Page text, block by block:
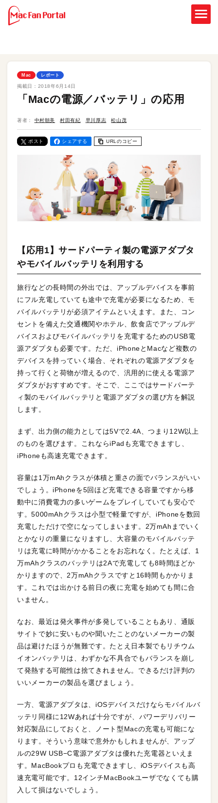
Mac レポート
掲載日： 2018年6月14日
「Macの電源／バッテリ」の応用
著者： 中村朝美 村田有紀 早川厚志 松山茂
ポスト シェアする URLのコピー
【応用1】サードパーティ製の電源アダプタ
やモバイルバッテリを利用する
旅行などの長時間の外出では、アップルデバイスを事前
にフル充電していても途中で充電が必要になるため、モ
バイルバッテリが必須アイテムといえます。また、コン
セントを備えた交通機関やホテル、飲食店でアップルデ
バイスおよびモバイルバッテリを充電するためのUSB電
源アダプタも必要です。ただ、iPhoneとMacなど複数の
デバイスを持っていく場合、それぞれの電源アダプタを
持って行くと荷物が増えるので、汎用的に使える電源ア
ダプタがおすすめです。そこで、ここではサードパーテ
ィ製のモバイルバッテリと電源アダプタの選び方を解説
します。
まず、出力側の能力としては5Vで2.4A、つまり12W以上
のものを選びます。これならiPadも充電できますし、
iPhoneも高速充電できます。
容量は1万mAhクラスが体積と重さの面でバランスがいい
でしょう。iPhoneを5回ほど充電できる容量ですから移
動中に消費電力の多いゲームをプレイしていても安心で
す。5000mAhクラスは小型で軽量ですが、iPhoneを数回
充電しただけで空になってしまいます。2万mAhまでいく
とかなりの重量になりますし、大容量のモバイルバッテ
リは充電に時間がかかることをお忘れなく。たとえば、1
万mAhクラスのバッテリは2Aで充電しても8時間ほどか
かりますので、2万mAhクラスですと16時間もかかりま
す。これでは出かける前日の夜に充電を始めても間に合
いません。
なお、最近は発火事件が多発していることもあり、通販
サイトで妙に安いものや聞いたことのないメーカーの製
品は避けたほうが無難です。たとえ日本製でもリチウム
イオンバッテリは、わずかな不具合でもバランスを崩し
て発熱する可能性は捨てきれません。できるだけ評判の
いいメーカーの製品を選びましょう。
一方、電源アダプタは、iOSデバイスだけならモバイルバ
ッテリ同様に12Wあれば十分ですが、パワーデリバリー
対応製品にしておくと、ノート型Macの充電も可能にな
ります。そういう意味で意外かもしれませんが、アップ
ルの29W USB−C電源アダプタは優れた充電器といえま
す。MacBookプロも充電できますし、iOSデバイスも高
速充電可能です。12インチMacBookユーザでなくても購
入して損はないでしょう。